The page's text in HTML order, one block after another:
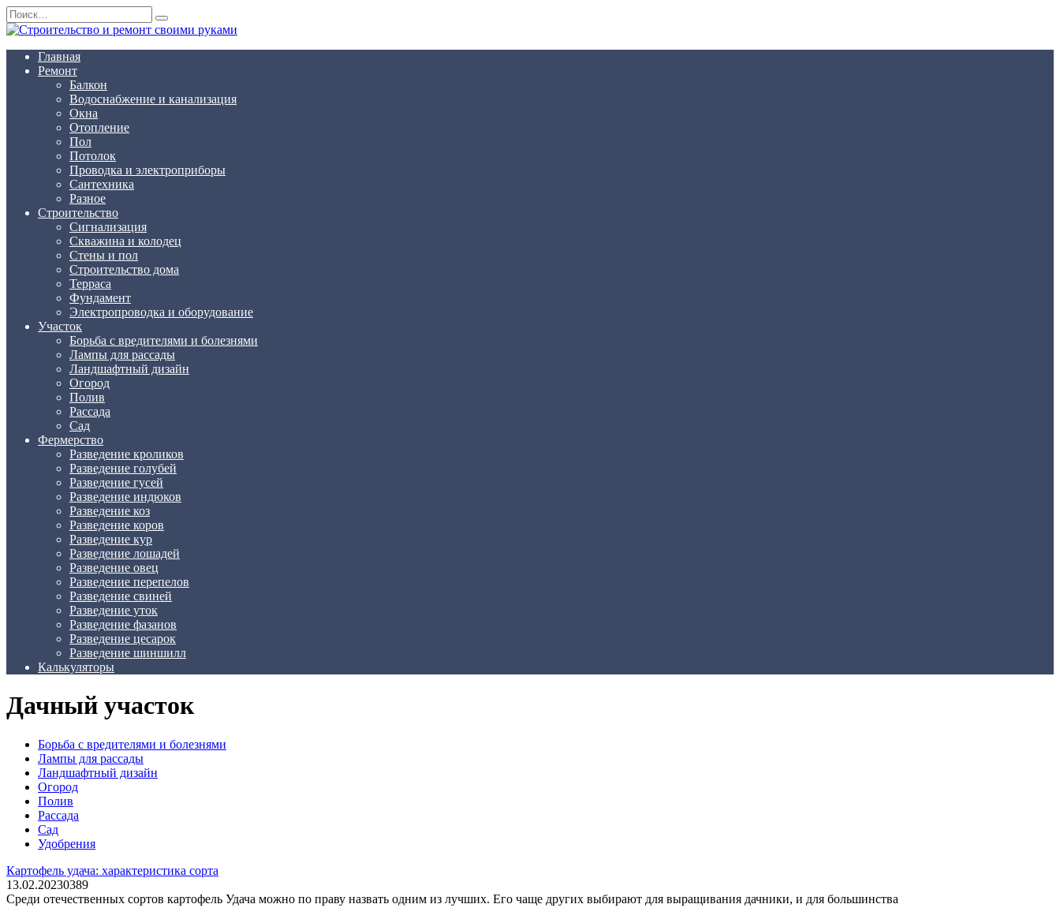
Перейти
к
содержанию
Search
for:
Главная
Ремонт
Балкон
Водоснабжение и канализация
Окна
Отопление
Пол
Потолок
Проводка и электроприборы
Сантехника
Разное
Строительство
Сигнализация
Скважина и колодец
Стены и пол
Строительство дома
Терраса
Фундамент
Электропроводка и оборудование
Участок
Борьба с вредителями и болезнями
Лампы для рассады
Ландшафтный дизайн
Огород
Полив
Рассада
Сад
Фермерство
Разведение кроликов
Разведение голубей
Разведение гусей
Разведение индюков
Разведение коз
Разведение коров
Разведение кур
Разведение лошадей
Разведение овец
Разведение перепелов
Разведение свиней
Разведение уток
Разведение фазанов
Разведение цесарок
Разведение шиншилл
Калькуляторы
Дачный участок
Борьба с вредителями и болезнями
Лампы для рассады
Ландшафтный дизайн
Огород
Полив
Рассада
Сад
Удобрения
Картофель удача: характеристика сорта
13.02.20230389
Среди отечественных сортов картофель Удача можно по праву назвать одним из лучших. Его чаще других выбирают для выращивания дачники, и для большинства